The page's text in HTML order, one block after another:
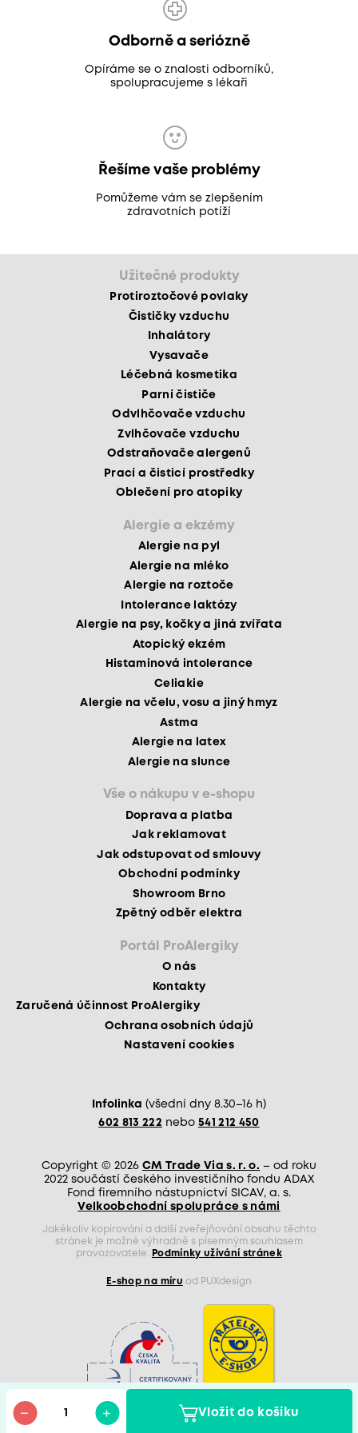
Vložit do košíku
Odborně a seriózně
Opíráme se o znalosti odborníků,
spolupracujeme s lékaři
Řešíme vaše problémy
Pomůžeme vám se zlepšením
zdravotních potíží
Užitečné produkty
Protiroztočové povlaky
Čističky vzduchu
Inhalátory
Vysavače
Léčebná kosmetika
Parní čističe
Odvlhčovače vzduchu
Zvlhčovače vzduchu
Odstraňovače alergenů
Prací a čisticí prostředky
Oblečení pro atopiky
Alergie a ekzémy
Alergie na pyl
Alergie na mléko
Alergie na roztoče
Intolerance laktózy
Alergie na psy, kočky a jiná zvířata
Atopický ekzém
Histaminová intolerance
Celiakie
Alergie na včelu, vosu a jiný hmyz
Astma
Alergie na latex
Alergie na slunce
Vše o nákupu v e-shopu
Doprava a platba
Jak reklamovat
Jak odstupovat od smlouvy
Obchodní podmínky
Showroom Brno
Zpětný odběr elektra
Portál ProAlergiky
O nás
Kontakty
Zaručená účinnost ProAlergiky
Ochrana osobních údajů
Nastavení cookies
Infolinka (všední dny 8.30–16 h)
602 813 222 nebo 541 212 450
Copyright © 2026 CM Trade Via s. r. o. – od roku
2022 součástí českého investičního fondu ADAX
Fond firemního nástupnictví SICAV, a. s.
Velkoobchodní spolupráce s námi
Jakékoliv kopírování a další zveřejňování obsahu těchto
stránek je možné výhradně s písemným souhlasem
provozovatele.
Podmínky užívání stránek
E-shop na míru od PUXdesign